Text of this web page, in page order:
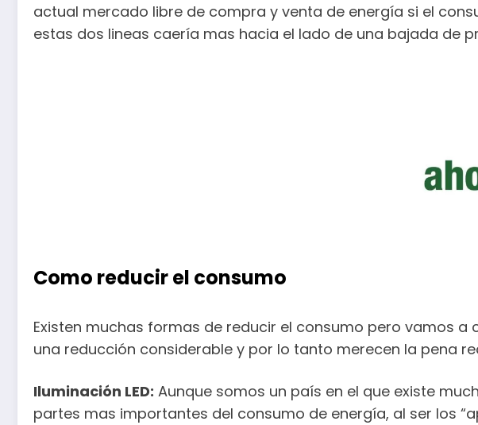
actual mercado libre de compra y venta de energía si el
estas dos lineas caería mas hacia el lado de una bajada de
Como reducir el consumo
Existen muchas formas de reducir el consumo pero vamos
una reducción considerable y por lo tanto merecen la pena
Iluminación LED: Aunque somos un país en el que existe
partes mas importantes del consumo de energía, al ser los